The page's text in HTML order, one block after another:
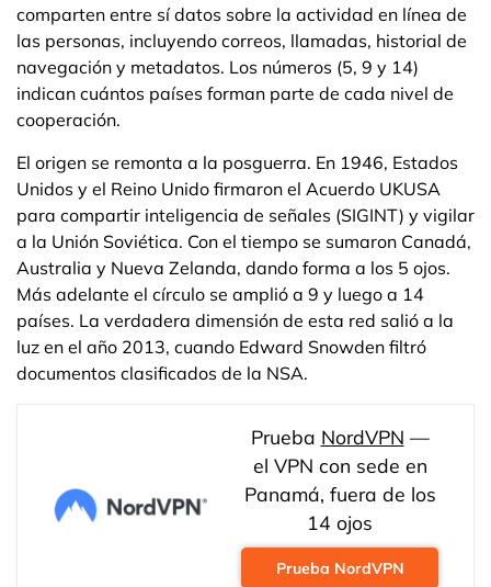
comparten entre sí datos sobre la actividad en línea de
las personas, incluyendo correos, llamadas, historial de
navegación y metadatos. Los números (5, 9 y 14)
indican cuántos países forman parte de cada nivel de
cooperación.
El origen se remonta a la posguerra. En 1946, Estados
Unidos y el Reino Unido firmaron el Acuerdo UKUSA
para compartir inteligencia de señales (SIGINT) y vigilar
a la Unión Soviética. Con el tiempo se sumaron Canadá,
Australia y Nueva Zelanda, dando forma a los 5 ojos.
Más adelante el círculo se amplió a 9 y luego a 14
países. La verdadera dimensión de esta red salió a la
luz en el año 2013, cuando Edward Snowden filtró
documentos clasificados de la NSA.
Prueba NordVPN —
el VPN con sede en
Panamá, fuera de los
14 ojos
Prueba NordVPN